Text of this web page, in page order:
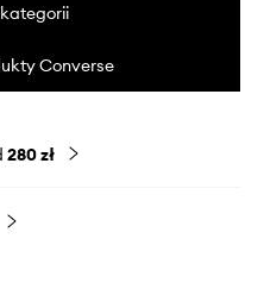
Converse
280 zł